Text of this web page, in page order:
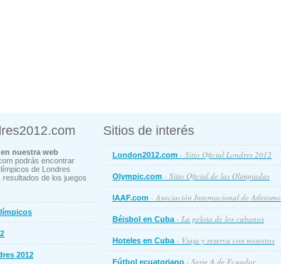
nuestra web
podrás encontrar
de Londres
de los juegos
2012
Sitios de interés
London2012.com - Sitio Oficial Londres 2012
Olympic.com - Sitio Oficial de las Olimpiadas
IAAF.com - Asociación Internacional de Atletismo
Béisbol en Cuba- La pelota de los cubanos
Hoteles en Cuba- Viaja y reserva con nosotros
Fútbol ecuatoriano - Serie A de Ecuador